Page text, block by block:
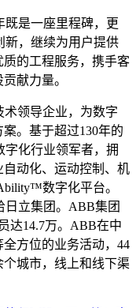
是一座里程碑，更
新，继续为用户提供
的工程服务，携手客
献力量。
术领导企业，为数字
。基于超过130年的
化行业领军者，拥
动化、运动控制、机
数字化平台。
日立集团。ABB集团
达14.7万。ABB在中
方位的业务活动，44
个城市，线上和线下渠